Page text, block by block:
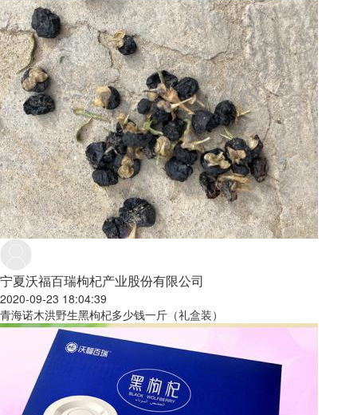
宁夏沃福百瑞枸杞产业股份有限公司
2020-09-23 18:04:39
青海诺木洪野生黑枸杞多少钱一斤（礼盒装）